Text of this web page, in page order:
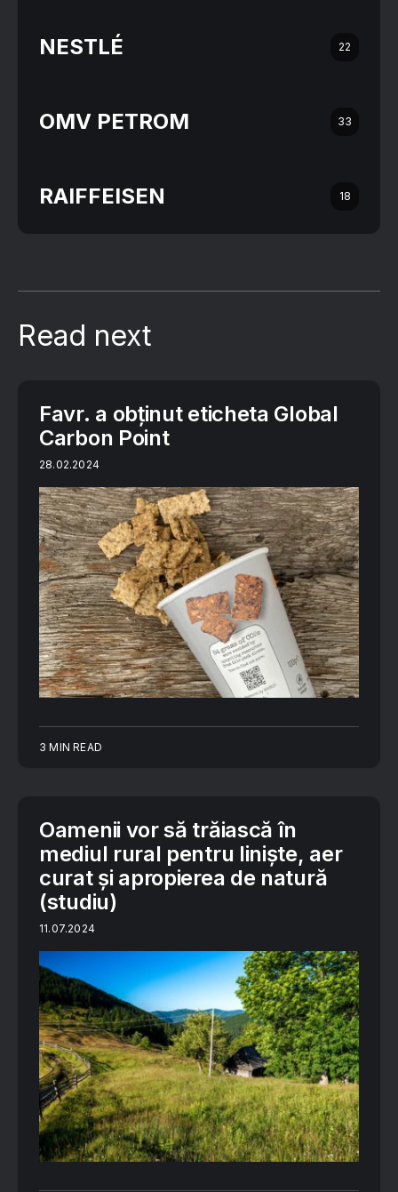
NESTLÉ 22
OMV PETROM 33
RAIFFEISEN 18
Read next
Favr. a obținut eticheta Global
Carbon Point
28.02.2024
3 MIN READ
Oamenii vor să trăiască în
mediul rural pentru liniște, aer
curat și apropierea de natură
(studiu)
11.07.2024